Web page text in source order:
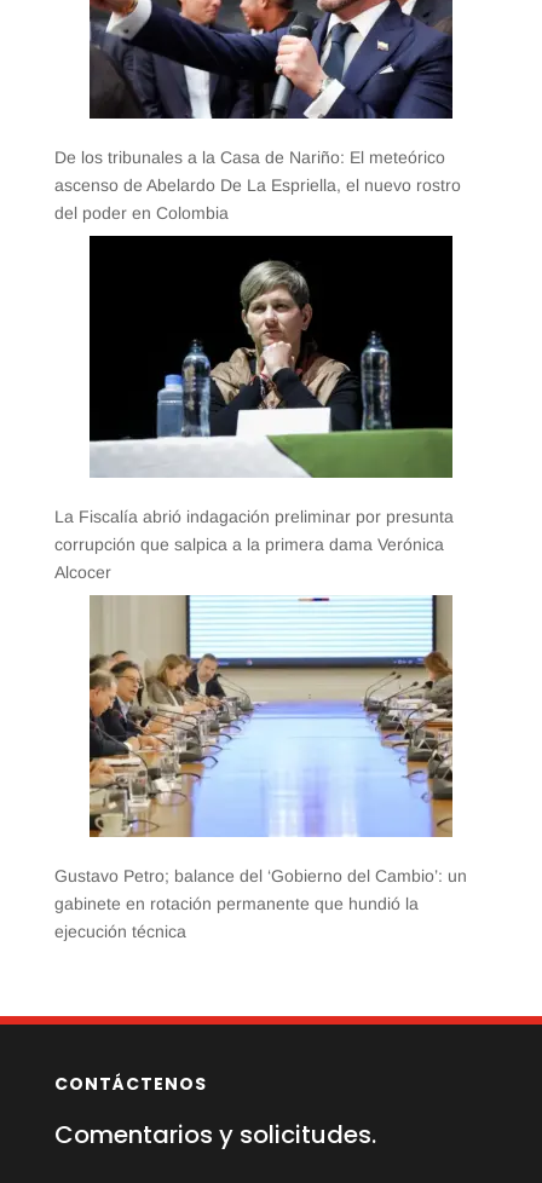
De los tribunales a la Casa de Nariño: El meteórico
ascenso de Abelardo De La Espriella, el nuevo rostro
del poder en Colombia
La Fiscalía abrió indagación preliminar por presunta
corrupción que salpica a la primera dama Verónica
Alcocer
Gustavo Petro; balance del ‘Gobierno del Cambio’: un
gabinete en rotación permanente que hundió la
ejecución técnica
CONTÁCTENOS
Comentarios y solicitudes.